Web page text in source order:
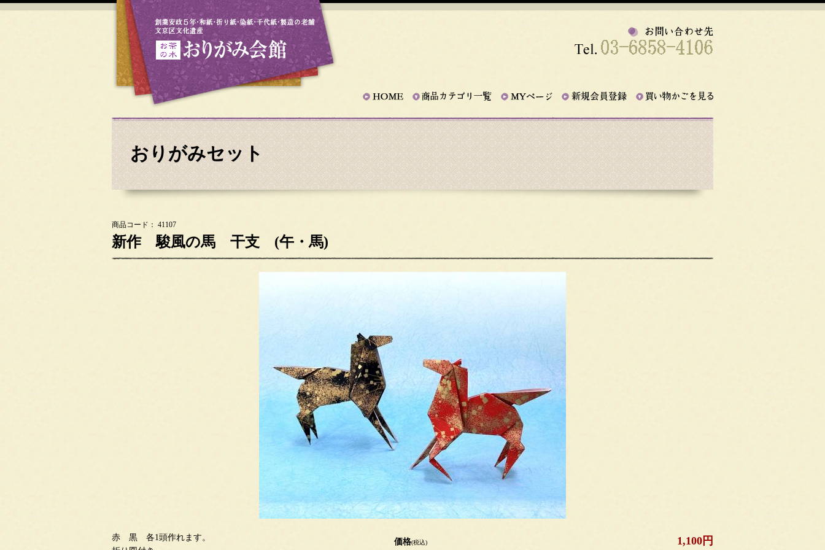
おりがみセット
商品コード： 41107
新作 駿風の馬 干支 (午・馬)
赤 黒 各1頭作れます。
価格(税込) 1,100円